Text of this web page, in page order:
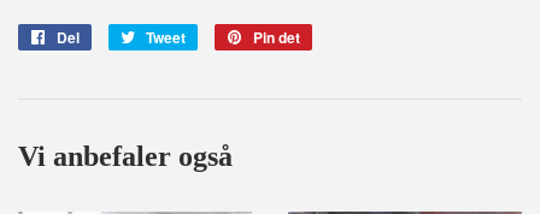
Del Tweet
Tweet
Pin det
Vi anbefaler også